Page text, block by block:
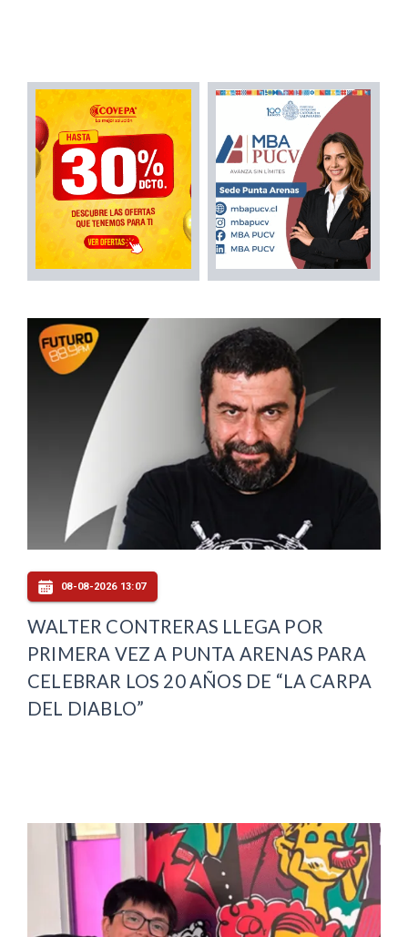
08-08-2026 13:07
WALTER CONTRERAS LLEGA POR
PRIMERA VEZ A PUNTA ARENAS PARA
CELEBRAR LOS 20 AÑOS DE “LA CARPA
DEL DIABLO”